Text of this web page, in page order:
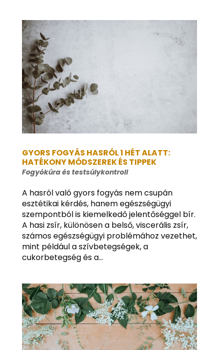
GYORS FOGYÁS HASRÓL 1 HÉT ALATT:
HATÉKONY MÓDSZEREK ÉS TIPPEK
Fogyókúra és testsúlykontroll
A hasról való gyors fogyás nem csupán
esztétikai kérdés, hanem egészségügyi
szempontból is kiemelkedő jelentőséggel bír.
A hasi zsír, különösen a belső, viscerális zsír,
számos egészségügyi problémához vezethet,
mint például a szívbetegségek, a
cukorbetegség és a...